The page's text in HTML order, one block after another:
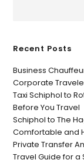
Recent Posts
Business
Corporate
Taxi Schiphol to
Before You Travel
Schiphol to The
Comfortable and
Private Transfer
Travel Guide for